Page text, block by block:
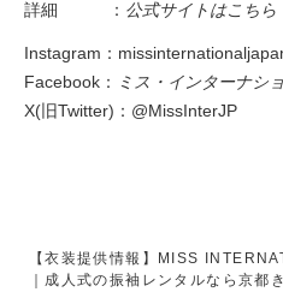
詳細 ： 公式サイトはこちら
Instagram：
Facebook： ミス・インターナシ
X(旧Twitter)： @MissInterJP
【衣装提供情報】MISS
｜成人式の振袖レンタルなら京都